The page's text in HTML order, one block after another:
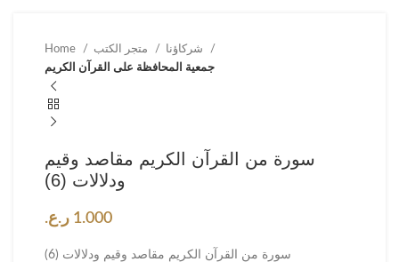
Home
جمعية المحافظة على القرآن الكريم
سورة من القرآن الكريم مقاصد وقيم
ودلالات (6)
1.000 ر.ع.
سورة من القرآن الكريم مقاصد وقيم ودلالات (6)